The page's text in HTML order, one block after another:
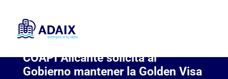
COAPI Alicante solicita al
Gobierno mantener la Golden Visa